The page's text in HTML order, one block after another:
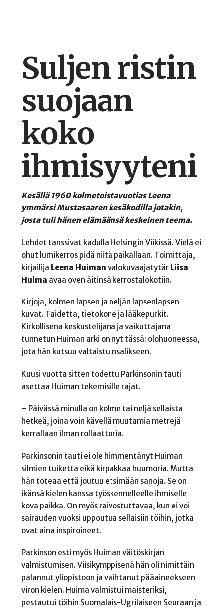
Suljen ristin
suojaan
koko
ihmisyyteni
Kesällä 1960 kolmetoistavuotias Leena
ymmärsi Mustasaaren kesäkodilla jotakin,
josta tuli hänen elämäänsä keskeinen teema.
Lehdet tanssivat kadulla Helsingin Viikissä. Vielä ei
ohut lumikerros pidä niitä paikallaan. Toimittaja,
kirjailija Leena Huiman valokuvaajatytär Liisa
Huima avaa oven äitinsä kerrostalokotiin.
Kirjoja, kolmen lapsen ja neljän lapsenlapsen
kuvat. Taidetta, tietokone ja lääkepurkit.
Kirkollisena keskustelijana ja vaikuttajana
tunnetun Huiman arki on nyt tässä: olohuoneessa,
jota hän kutsuu valtaistuinsalikseen.
Kuusi vuotta sitten todettu Parkinsonin tauti
asettaa Huiman tekemisille rajat.
– Päivässä minulla on kolme tai neljä sellaista
hetkeä, joina voin kävellä muutamia metrejä
kerrallaan ilman rollaattoria.
Parkinsonin tauti ei ole himmentänyt Huiman
silmien tuiketta eikä kirpakkaa huumoria. Mutta
hän toteaa että joutuu etsimään sanoja. Se on
ikänsä kielen kanssa työskennelleelle ihmiselle
kova paikka. On myös raivostuttavaa, kun ei voi
sairauden vuoksi uppoutua sellaisiin töihin, jotka
ovat aina inspiroineet.
Parkinson esti myös Huiman väitöskirjan
valmistumisen. Viisikymppisenä hän oli nimittäin
palannut yliopistoon ja vaihtanut pääaineekseen
viron kielen. Huima valmistui maisteriksi,
pestautui töihin Suomalais-Ugrilaiseen Seuraan ja